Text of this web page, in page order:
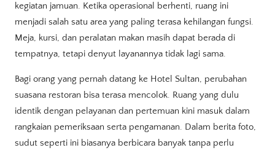
kegiatan jamuan. Ketika operasional berhenti, ruang ini
menjadi salah satu area yang paling terasa kehilangan fungsi.
Meja, kursi, dan peralatan makan masih dapat berada di
tempatnya, tetapi denyut layanannya tidak lagi sama.
Bagi orang yang pernah datang ke Hotel Sultan, perubahan
suasana restoran bisa terasa mencolok. Ruang yang dulu
identik dengan pelayanan dan pertemuan kini masuk dalam
rangkaian pemeriksaan serta pengamanan. Dalam berita foto,
sudut seperti ini biasanya berbicara banyak tanpa perlu